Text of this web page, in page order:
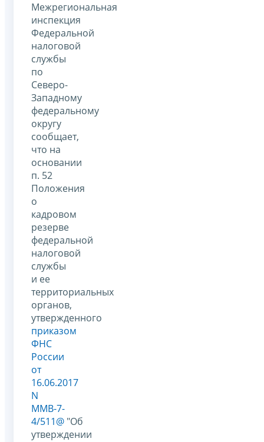
Межрегиональная
инспекция
Федеральной
налоговой
службы
по
Северо-
Западному
федеральному
округу
сообщает,
что на
основании
п. 52
Положения
о
кадровом
резерве
федеральной
налоговой
службы
и ее
территориальных
органов,
утвержденного
приказом
ФНС
России
от
16.06.2017
N
ММВ-7-
4/511@ "Об
утверждении